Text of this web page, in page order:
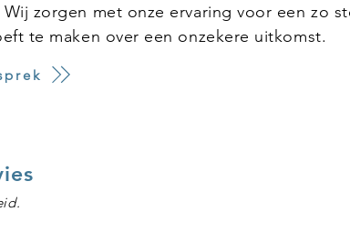
zorgen met onze ervaring voor een zo
te maken over een onzekere uitkomst.